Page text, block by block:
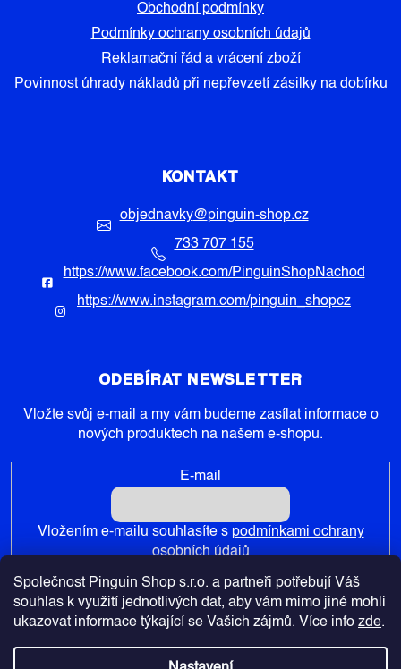
Společnost Pinguin Shop s.r.o. a partneři potřebují Váš
souhlas k využití jednotlivých dat, aby vám mimo jiné mohli
ukazovat informace týkající se Vašich zájmů. Více info zde.
Obchodní podmínky
Podmínky ochrany osobních údajů
Reklamační řád a vrácení zboží
Povinnost úhrady nákladů při nepřevzetí zásilky na dobírku
KONTAKT
objednavky@pinguin-shop.cz
733 707 155
https://www.facebook.com/PinguinShopNachod
https://www.instagram.com/pinguin_shopcz
ODEBÍRAT NEWSLETTER
Vložte svůj e-mail a my vám budeme zasílat informace o
nových produktech na našem e-shopu.
E-mail
Vložením e-mailu souhlasíte s podmínkami ochrany
osobních údajů
PŘIHLÁSIT SE